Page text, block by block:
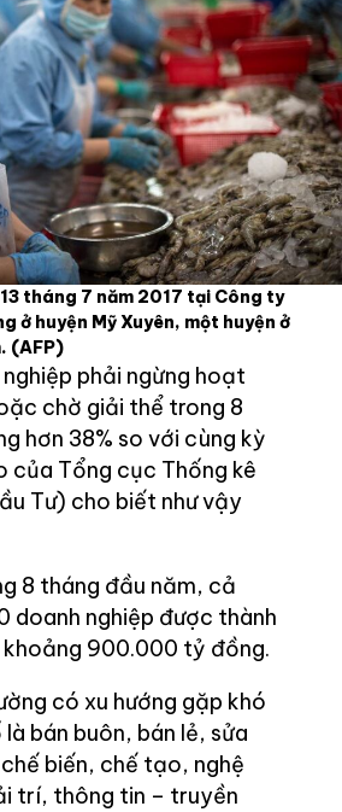
tháng 7 năm 2017 tại Công ty
ở huyện Mỹ Xuyên, một huyện ở
(AFP)
phải ngừng hoạt
chờ giải thể trong 8
hơn 38% so với cùng kỳ
của Tổng cục Thống kê
Tư) cho biết như vậy
8 tháng đầu năm, cả
doanh nghiệp được thành
900.000 tỷ đồng.
có xu hướng gặp khó
bán buôn, bán lẻ, sửa
biến, chế tạo, nghệ
trí, thông tin – truyền